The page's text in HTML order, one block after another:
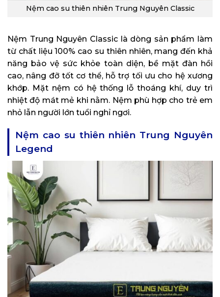
Nệm cao su thiên nhiên Trung Nguyên Classic
Nệm Trung Nguyên Classic là dòng sản phẩm làm
từ chất liệu 100% cao su thiên nhiên, mang đến khả
năng bảo vệ sức khỏe toàn diện, bề mặt đàn hồi
cao, nâng đỡ tốt cơ thể, hỗ trợ tối ưu cho hệ xương
khớp. Mặt nệm có hệ thống lỗ thoáng khí, duy trì
nhiệt độ mát mẻ khi nằm. Nệm phù hợp cho trẻ em
nhỏ lẫn người lớn tuổi nghỉ ngơi.
Nệm cao su thiên nhiên Trung Nguyên
Legend